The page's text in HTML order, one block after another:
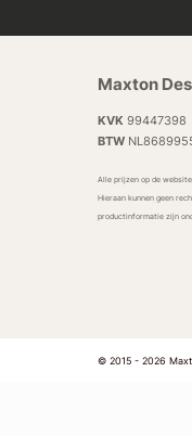
Maxton
KVK 99447398
BTW
Alle prijzen op de website
Hieraan kunnen geen
productinformatie zijn
© 2015 - 2026